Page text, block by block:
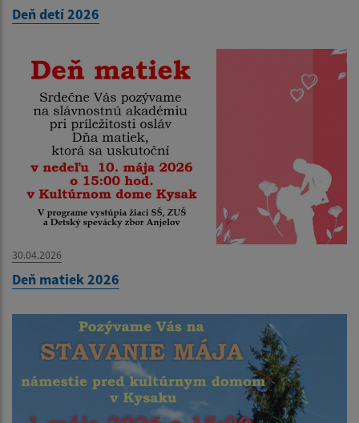
Deň detí 2026
30.04.2026
Deň matiek 2026